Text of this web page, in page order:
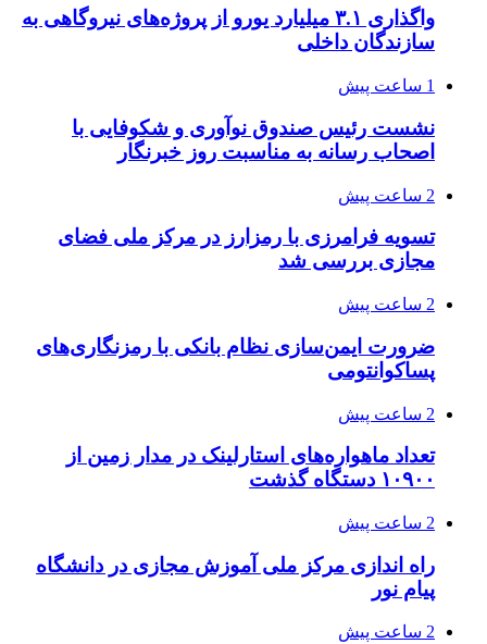
واگذاری ۳.۱ میلیارد یورو از پروژه‌های نیروگاهی به
سازندگان داخلی
1 ساعت پیش
نشست رئیس صندوق نوآوری و شکوفایی با
اصحاب رسانه به مناسبت روز خبرنگار
2 ساعت پیش
تسویه فرامرزی با رمزارز در مرکز ملی فضای
مجازی بررسی شد
2 ساعت پیش
ضرورت ایمن‌سازی نظام بانکی با رمزنگاری‌های
پساکوانتومی
2 ساعت پیش
تعداد ماهواره‌های استارلینک‌ در مدار زمین از
۱۰۹۰۰ دستگاه گذشت
2 ساعت پیش
راه اندازی مرکز ملی آموزش مجازی در دانشگاه
پیام نور
2 ساعت پیش